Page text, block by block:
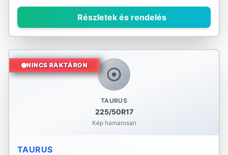
Részletek és rendelés
TAURUS
225/50R17
Kép hamarosan
NINCS RAKTÁRON
TAURUS